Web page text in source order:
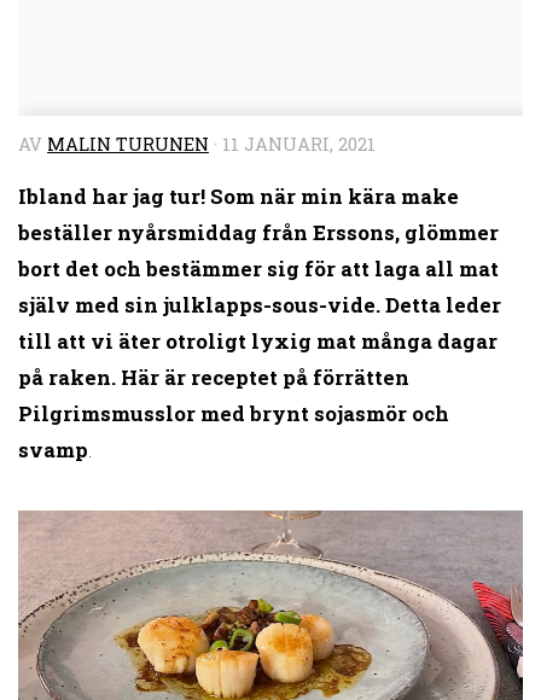
AV MALIN TURUNEN · 11 JANUARI, 2021
Ibland har jag tur! Som när min kära make
beställer nyårsmiddag från Erssons, glömmer
bort det och bestämmer sig för att laga all mat
själv med sin julklapps-sous-vide. Detta leder
till att vi äter otroligt lyxig mat många dagar
på raken. Här är receptet på förrätten
Pilgrimsmusslor med brynt sojasmör och
svamp